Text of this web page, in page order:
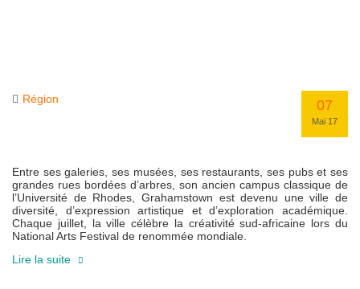
Région 07
Mai 17
Entre ses galeries, ses musées, ses restaurants, ses pubs et ses
grandes rues bordées d’arbres, son ancien campus classique de
l’Université de Rhodes, Grahamstown est devenu une ville de
diversité, d’expression artistique et d’exploration académique.
Chaque juillet, la ville célèbre la créativité sud-africaine lors du
National Arts Festival de renommée mondiale.
Lire la suite